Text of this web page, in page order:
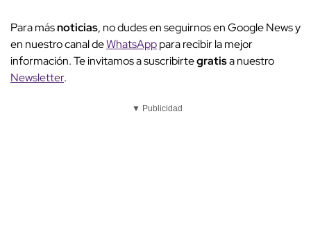
Para másnoticias, no dudes en seguirnos en Google News y
en nuestro canal deWhatsApppara recibir la mejor
información. Te invitamos a suscribirtegratisa nuestro
Newsletter.
▼ Publicidad